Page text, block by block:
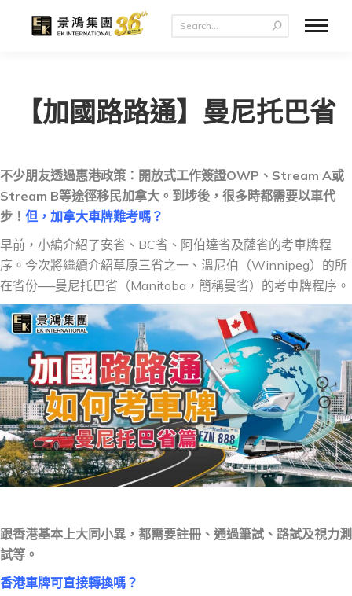
【加國路路通】曼尼托巴省
不少朋友透過惠港政策：開放式工作簽證OWP、Stream A或
Stream B等途徑移民加拿大。到埗後，很多時都需要以車代
步！ 但，加拿大車牌難考嗎？
早前，小編介紹了安省、BC省、阿伯達省及薩省的考車牌程
序。今次將繼續介紹草原三省之一、溫尼伯（Winnipeg）的所
在省份──曼尼托巴省（Manitoba，簡稱曼省）的考車牌程序。
跟香港基本上大同小異，都需要註冊、通過筆試、路試及視力測
試等。
香港車牌可直接轉換嗎？